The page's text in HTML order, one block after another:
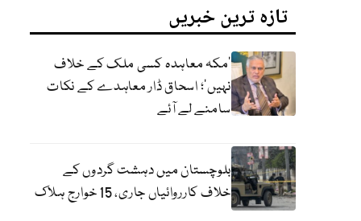
تازہ ترین خبریں
‘مکہ معاہدہ کسی ملک کے خلاف
نہیں’؛ اسحاق ڈار معاہدے کے نکات
سامنے لے آئے
بلوچستان میں دہشت گردوں کے
خلاف کارروائیاں جاری، 15 خوارج ہلاک